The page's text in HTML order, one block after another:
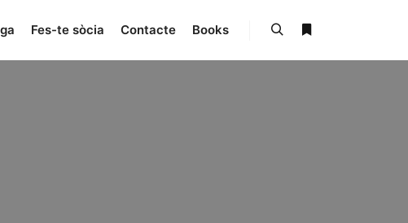
Fes-te sòcia Contacte Books